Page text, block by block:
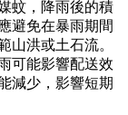
蚊，降雨後的積
避免在暴雨期間
山洪或土石流。
可能影響配送效
減少，影響短期